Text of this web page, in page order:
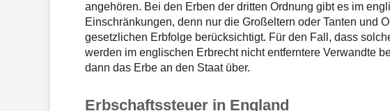
angehören. Bei den Erben der dritten Ordnung gibt es im
Einschränkungen, denn nur die Großeltern oder Tanten und
gesetzlichen Erbfolge berücksichtigt. Für den Fall, dass
werden im englischen Erbrecht nicht entferntere Verwandte
dann das Erbe an den Staat über.
Erbschaftssteuer in England